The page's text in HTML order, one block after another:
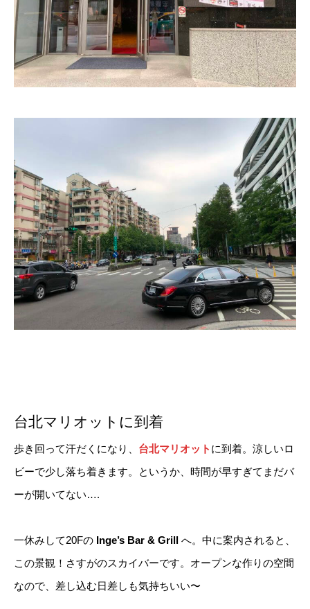
台北マリオットに到着
歩き回って汗だくになり、 台北マリオット に到着。涼しいロ
ビーで少し落ち着きます。というか、時間が早すぎてまだバ
ーが開いてない….
一休みして20Fの Inge’s Bar & Grill へ。中に案内されると、
この景観！さすがのスカイバーです。オープンな作りの空間
なので、差し込む日差しも気持ちいい〜